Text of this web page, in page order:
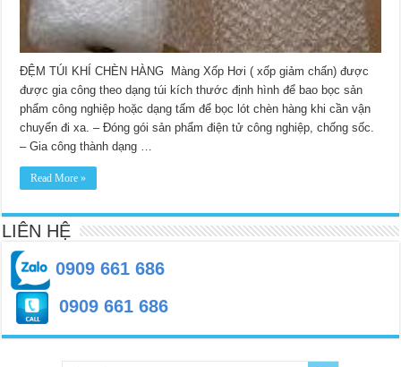
ĐỆM TÚI KHÍ CHÈN HÀNG Màng Xốp Hơi ( xốp giảm chấn) được
được gia công theo dạng túi kích thước định hình để bao bọc sản
phẩm công nghiệp hoặc dạng tấm để bọc lót chèn hàng khi cần vận
chuyển đi xa. – Đóng gói sản phẩm điện tử công nghiệp, chống sốc.
– Gia công thành dạng …
Read More »
LIÊN HỆ
0909 661 686
0909 661 686